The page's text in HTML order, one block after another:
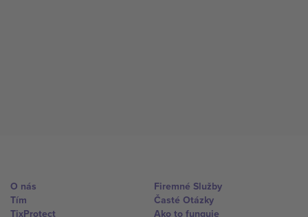
O nás
Tím
TixProtect
Firemné Služby
Časté Otázky
Ako to funguje